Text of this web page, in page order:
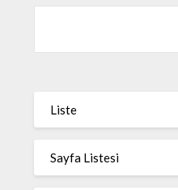
Liste
Sayfa Listesi